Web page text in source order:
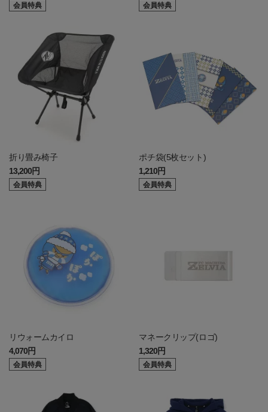
会員特典 会員特典
折り畳み椅子
13,200円
会員特典
ポチ袋(5枚セット)
1,210円
会員特典
リウォームカイロ
4,070円
会員特典
マネークリップ(ロゴ)
1,320円
会員特典